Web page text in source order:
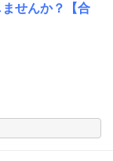
せんか？【合